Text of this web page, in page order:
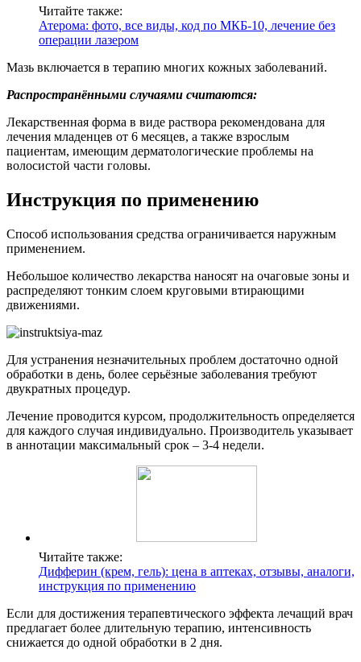
Читайте также:
Атерома: фото, все виды, код по МКБ-10, лечение без
операции лазером
Мазь включается в терапию многих кожных заболеваний.
Распространёнными случаями считаются:
Лекарственная форма в виде раствора рекомендована для
лечения младенцев от 6 месяцев, а также взрослым
пациентам, имеющим дерматологические проблемы на
волосистой части головы.
Инструкция по применению
Способ использования средства ограничивается наружным
применением.
Небольшое количество лекарства наносят на очаговые зоны и
распределяют тонким слоем круговыми втирающими
движениями.
Для устранения незначительных проблем достаточно одной
обработки в день, более серьёзные заболевания требуют
двукратных процедур.
Лечение проводится курсом, продолжительность определяется
для каждого случая индивидуально. Производитель указывает
в аннотации максимальный срок – 3-4 недели.
Читайте также:
Дифферин (крем, гель): цена в аптеках, отзывы, аналоги,
инструкция по применению
Если для достижения терапевтического эффекта лечащий врач
предлагает более длительную терапию, интенсивность
снижается до одной обработки в 2 дня.